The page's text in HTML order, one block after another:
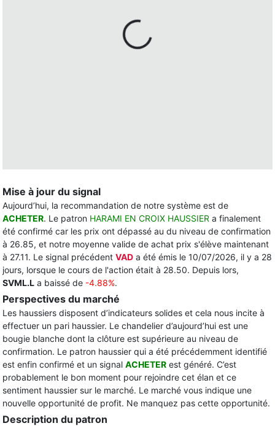
Mise à jour du signal
Aujourd’hui, la recommandation de notre système est de
ACHETER. Le patron HARAMI EN CROIX HAUSSIER a finalement
été confirmé car les prix ont dépassé au du niveau de confirmation
à 26.85, et notre moyenne valide de achat prix s'élève maintenant
à 27.11. Le signal précédent VAD a été émis le 10/07/2026, il y a 28
jours, lorsque le cours de l'action était à 28.50. Depuis lors,
SVML.L a baissé de -4.88%.
Perspectives du marché
Les haussiers disposent d’indicateurs solides et cela nous incite à
effectuer un pari haussier. Le chandelier d’aujourd’hui est une
bougie blanche dont la clôture est supérieure au niveau de
confirmation. Le patron haussier qui a été précédemment identifié
est enfin confirmé et un signal ACHETER est généré. C’est
probablement le bon moment pour rejoindre cet élan et ce
sentiment haussier sur le marché. Le marché vous indique une
nouvelle opportunité de profit. Ne manquez pas cette opportunité.
Description du patron